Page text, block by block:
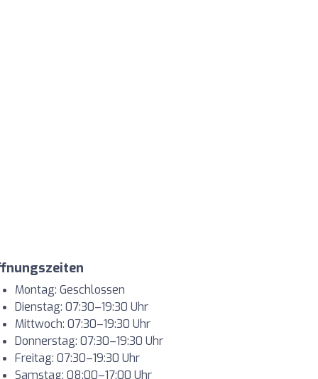
Montag: Geschlossen
Dienstag: 07:30–19:30 Uhr
Mittwoch: 07:30–19:30 Uhr
Donnerstag: 07:30–19:30 Uhr
Freitag: 07:30–19:30 Uhr
Samstag: 08:00–17:00 Uhr